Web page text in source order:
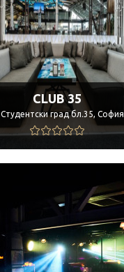
CLUB 35
Студентски град бл.35, София